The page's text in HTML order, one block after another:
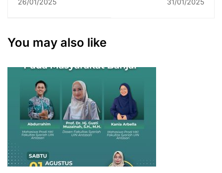
Nyata
Mediator dan
You may also like